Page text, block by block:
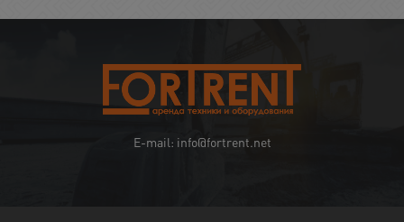
E-mail: info@fortrent.net